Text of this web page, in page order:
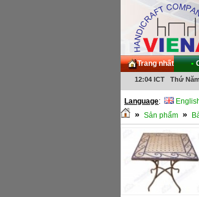
Trang nhất •
12:04 ICT Thứ
Language:
» Sản phẩm »